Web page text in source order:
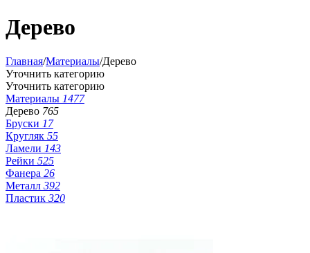
Дерево
Главная/Материалы/Дерево
Уточнить категорию
Уточнить категорию
Материалы 1477
Дерево 765
Бруски 17
Кругляк 55
Ламели 143
Рейки 525
Фанера 26
Металл 392
Пластик 320